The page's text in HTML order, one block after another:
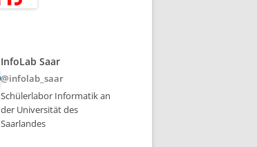
InfoLab Saar
@infolab_saar
Schülerlabor Informatik an
der Universität des
Saarlandes